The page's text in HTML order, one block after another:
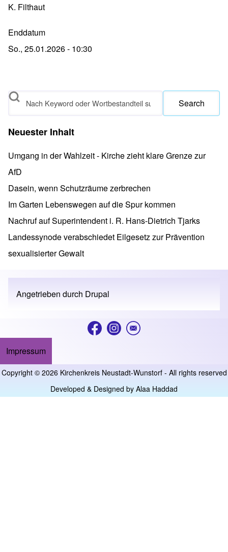
K. Filthaut
Enddatum
So., 25.01.2026 - 10:30
Search
Neuester Inhalt
Umgang in der Wahlzeit - Kirche zieht klare Grenze zur
AfD
Dasein, wenn Schutzräume zerbrechen
Im Garten Lebenswegen auf die Spur kommen
Nachruf auf Superintendent i. R. Hans-Dietrich Tjarks
Landessynode verabschiedet Eilgesetz zur Prävention
sexualisierter Gewalt
Angetrieben durch Drupal
Footer menu
Impressum
Copyright © 2026 Kirchenkreis Neustadt-Wunstorf - All rights reserved
Developed & Designed by Alaa Haddad